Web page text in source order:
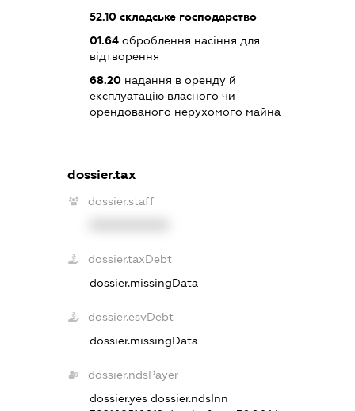
52.10складське господарство
01.64оброблення насіння для
відтворення
68.20надання в оренду й
експлуатацію власного чи
орендованого нерухомого майна
dossier.tax
dossier.staff
dossier.taxDebt
dossier.missingData
dossier.esvDebt
dossier.missingData
dossier.ndsPayer
dossier.yes dossier.ndsInn